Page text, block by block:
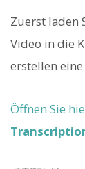
Zuerst laden
Video in die
erstellen
Öffnen Sie